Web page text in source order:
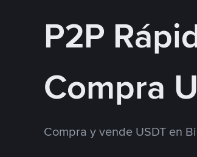
P2P
Compra
Compra y vende USDT en